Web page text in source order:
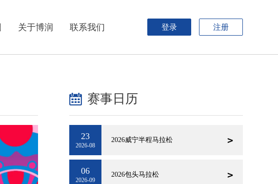
登录 注册
关于博润 联系我们
赛事日历
23
2026-08
2026威宁半程马拉松
06
2026-09
2026包头马拉松